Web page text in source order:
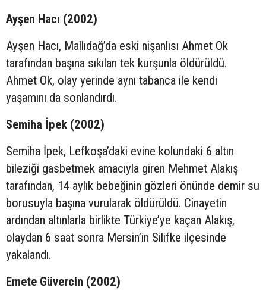
Ayşen Hacı (2002)
Ayşen Hacı, Mallıdağ’da eski nişanlısı Ahmet Ok
tarafından başına sıkılan tek kurşunla öldürüldü.
Ahmet Ok, olay yerinde aynı tabanca ile kendi
yaşamını da sonlandırdı.
Semiha İpek (2002)
Semiha İpek, Lefkoşa’daki evine kolundaki 6 altın
bileziği gasbetmek amacıyla giren Mehmet Alakış
tarafından, 14 aylık bebeğinin gözleri önünde demir su
borusuyla başına vurularak öldürüldü. Cinayetin
ardından altınlarla birlikte Türkiye’ye kaçan Alakış,
olaydan 6 saat sonra Mersin’in Silifke ilçesinde
yakalandı.
Emete Güvercin (2002)